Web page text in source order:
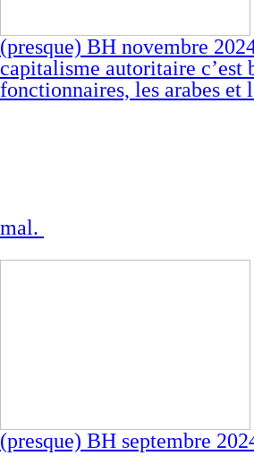
(presque) BH novembre
capitalisme autoritaire c’est
fonctionnaires, les arabes et
mal.
(presque) BH septembre